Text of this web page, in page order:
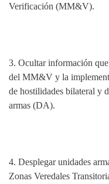
Verificación (MM&V).
3. Ocultar información
del MM&V y la
de hostilidades bilateral y
armas (DA).
4. Desplegar unidades
Zonas Veredales